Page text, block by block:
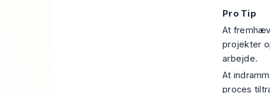
Pro Tip
At
projekter
arbejde.
At
proces